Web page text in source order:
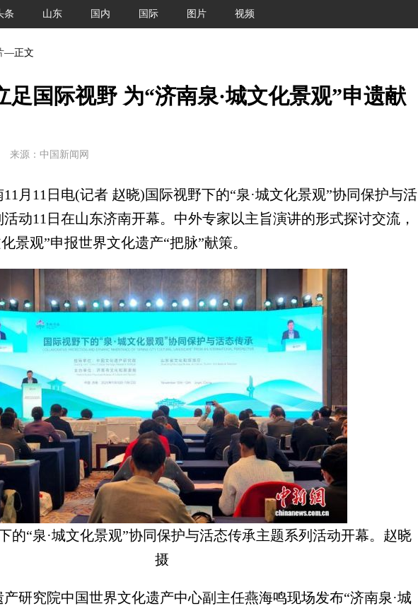
条 山东 国内 国际 图片 视频
—正文
足国际视野 为“济南泉·城文化景观”申遗献
来源：中国新闻网
11日电(记者 赵晓)国际视野下的“泉·城文化景观”协同保护与活
动11日在山东济南开幕。中外专家以主旨演讲的形式探讨交流，
景观”申报世界文化遗产“把脉”献策。
的“泉·城文化景观”协同保护与活态传承主题系列活动开幕。赵晓
摄
究院中国世界文化遗产中心副主任燕海鸣现场发布“济南泉·城